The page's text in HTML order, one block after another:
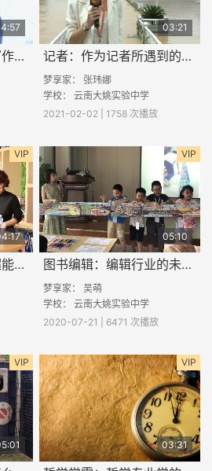
写作者：哪些职业与写作有关
03:21
记者：作为记者所遇到的真实事件
梦享家： 张玮娜
学校： 云南大姚实验中学
2021-02-02 | 1758 次播放
VIP
写作者：快速写作的超能力是如何养成的
VIP
05:10
图书编辑：编辑行业的未来发展和现状是怎么样的
梦享家： 吴萌
学校： 云南大姚实验中学
2020-07-21 | 6471 次播放
VIP VIP
03:31